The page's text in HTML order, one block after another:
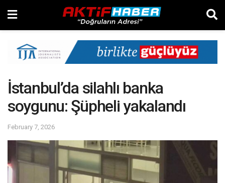
İstanbul’da silahlı banka
soygunu: Şüpheli yakalandı
February 7, 2026